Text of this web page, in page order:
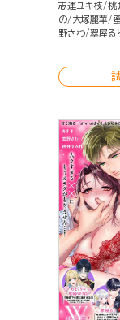
志連ユキ枝 桃
の
大塚麗華
野さわ 翠屋る